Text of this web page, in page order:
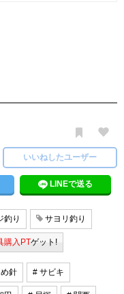
いいねしたユーザー
LINEで送る
釣り サヨリ釣り
購入PTゲット!
針 # サビキ